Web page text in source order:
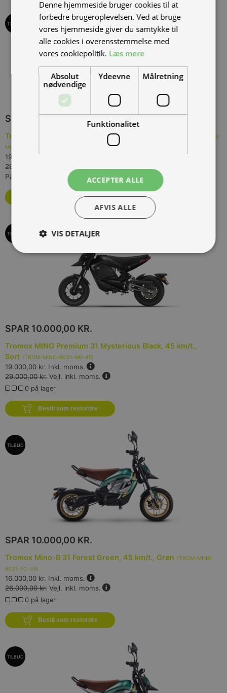
TILBUD
SPAR
Tromox MINO Premium 31 Modern Grey, 45 km/t., Grå
TROM-
MINO-6031-MG-45
19.000,00 kr. Inkl. moms.
29.000,00 kr.
På lager hos forhandler, kontakt os for levering
Bestil som restordre
TILBUD
SPAR 10.000,00 KR.
Tromox MINO Premium 31 Mysterious Black, 45 km/t.,
Sort (TROM-MINO-6031-MB-45)
19.000,00 kr. Inkl. moms.
29.000,00 kr. Vejl. inkl. moms.
0 på lager
Bestil som restordre
TILBUD
SPAR 10.000,00 KR.
Tromox Mino-B 31 Forest Green, 45 km/t., Grøn (TROM-MINB-
6031-FG-45)
16.000,00 kr. Inkl. moms.
26.000,00 kr. Vejl. inkl. moms.
0 på lager
Bestil som restordre
TILBUD
Denne hjemmeside bruger cookies til at
forbedre brugeroplevelsen. Ved at bruge
vores hjemmeside giver du samtykke til
alle cookies i overensstemmelse med
vores cookiepolitik. Læs mere
Absolut
nødvendige
Ydeevne Målretning
Funktionalitet
ACCEPTER ALLE
AFVIS ALLE
VIS DETALJER